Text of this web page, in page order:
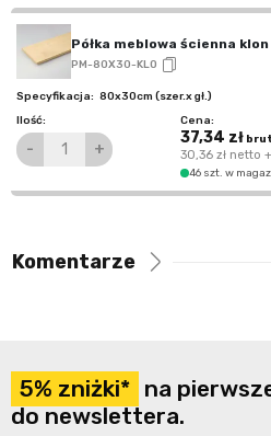
Półka meblowa ścienna klon
PM-80X30-KLO
80x30cm (szer.x gł.)
- +
37,34 zł
30,36 złnetto
46 szt. w
Komentarze
5% zniżki* na
do newslettera.